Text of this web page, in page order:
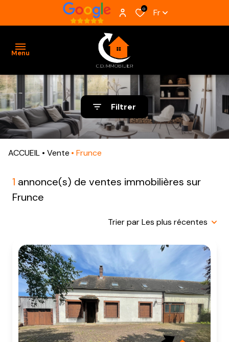
0 Fr
Menu
ACCUEIL
VENTES
BIENS
VENDUS
ESTIMATION
ALERTE
AGENCE
CONTACT
Filtrer
ACCUEIL Vente Frunce
1 annonce(s) de ventes immobilières sur
Frunce
Trier par Les plus récentes